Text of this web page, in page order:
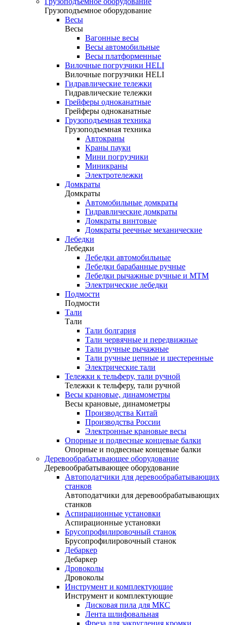
Грузоподъемное оборудование
Весы
Весы
Вагонные весы
Весы автомобильные
Весы платформенные
Вилочные погрузчики HELI
Вилочные погрузчики HELI
Гидравлические тележки
Гидравлические тележки
Грейферы одноканатные
Грейферы одноканатные
Грузоподъемная техника
Грузоподъемная техника
Автокраны
Краны пауки
Мини погрузчики
Миникраны
Электротележки
Домкраты
Домкраты
Автомобильные домкраты
Гидравлические домкраты
Домкраты винтовые
Домкраты реечные механические
Лебедки
Лебедки
Лебедки автомобильные
Лебедки барабанные ручные
Лебедки рычажные ручные и МТМ
Электрические лебедки
Подмости
Подмости
Тали
Тали
Тали болгария
Тали червячные и передвижные
Тали ручные рычажные
Тали ручные цепные и шестеренные
Электрические тали
Тележки к тельферу, тали ручной
Тележки к тельферу, тали ручной
Весы крановые, динамометры
Весы крановые, динамометры
Производства Китай
Производства России
Электронные крановые весы
Опорные и подвесные концевые балки
Опорные и подвесные концевые балки
Деревообрабатывающее оборудование
Деревообрабатывающее оборудование
Автоподатчики для деревообрабатывающих
станков
Автоподатчики для деревообрабатывающих
станков
Аспирационные установки
Аспирационные установки
Брусопрофилировочный станок
Брусопрофилировочный станок
Дебаркер
Дебаркер
Дровоколы
Дровоколы
Инструмент и комплектующие
Инструмент и комплектующие
Дисковая пила для МКС
Лента шлифовальная
Фреза для закругления кромки